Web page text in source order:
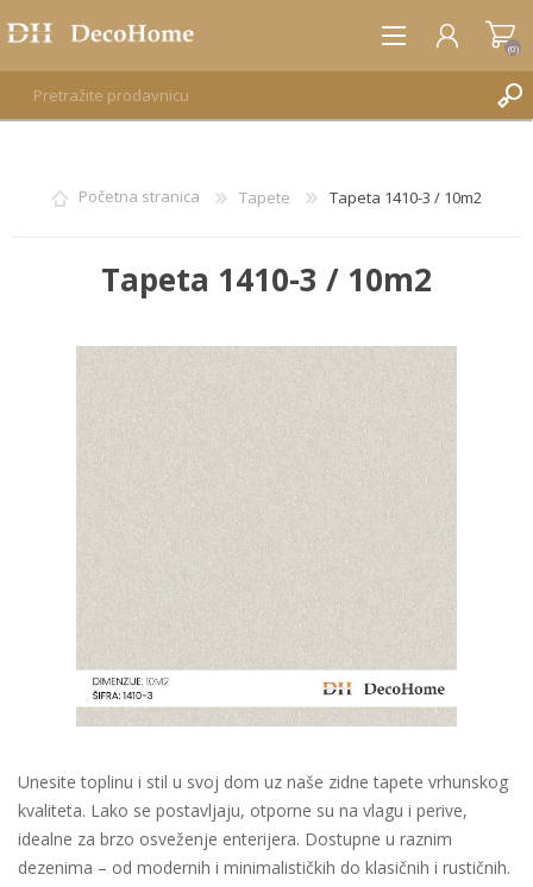
REGISTRUJTE SE
(0)
Početna stranica Tapete Tapeta 1410-3 / 10m2
Tapeta 1410-3 / 10m2
Unesite toplinu i stil u svoj dom uz naše zidne tapete vrhunskog
kvaliteta. Lako se postavljaju, otporne su na vlagu i perive,
idealne za brzo osveženje enterijera. Dostupne u raznim
dezenima – od modernih i minimalističkih do klasičnih i rustičnih.